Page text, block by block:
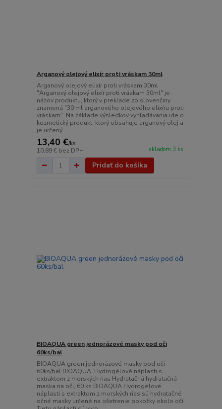
Arganový olejový elixír proti vráskam 30ml
Arganový olejový elixír proti vráskam 30ml
"Arganový olejový elixír proti vráskam 30ml" je
názov produktu, ktorý v preklade zo slovenčiny
znamená "30 ml arganového olejového elixíru proti
vráskam". Na základe výsledkov vyhľadávania ide o
kozmetický produkt, ktorý obsahuje arganový olej a
je určený ...
13,40 €/ks
10,89 € bez DPH skladom 3 ks
Pridať do košíka
BIOAQUA green jednorázové masky pod oči
60ks/bal
BIOAQUA green jednorázové masky pod oči
60ks/bal BIOAQUA, Hydrogélové náplasti s
extraktom z morských rias Hydratačná hydratačná
maska ​​na oči, 60 ks BIOAQUA Hydrogélové
náplasti s extraktom z morských rias sú hydratačné
očné masky určené na ošetrenie pokožky okolo očí.